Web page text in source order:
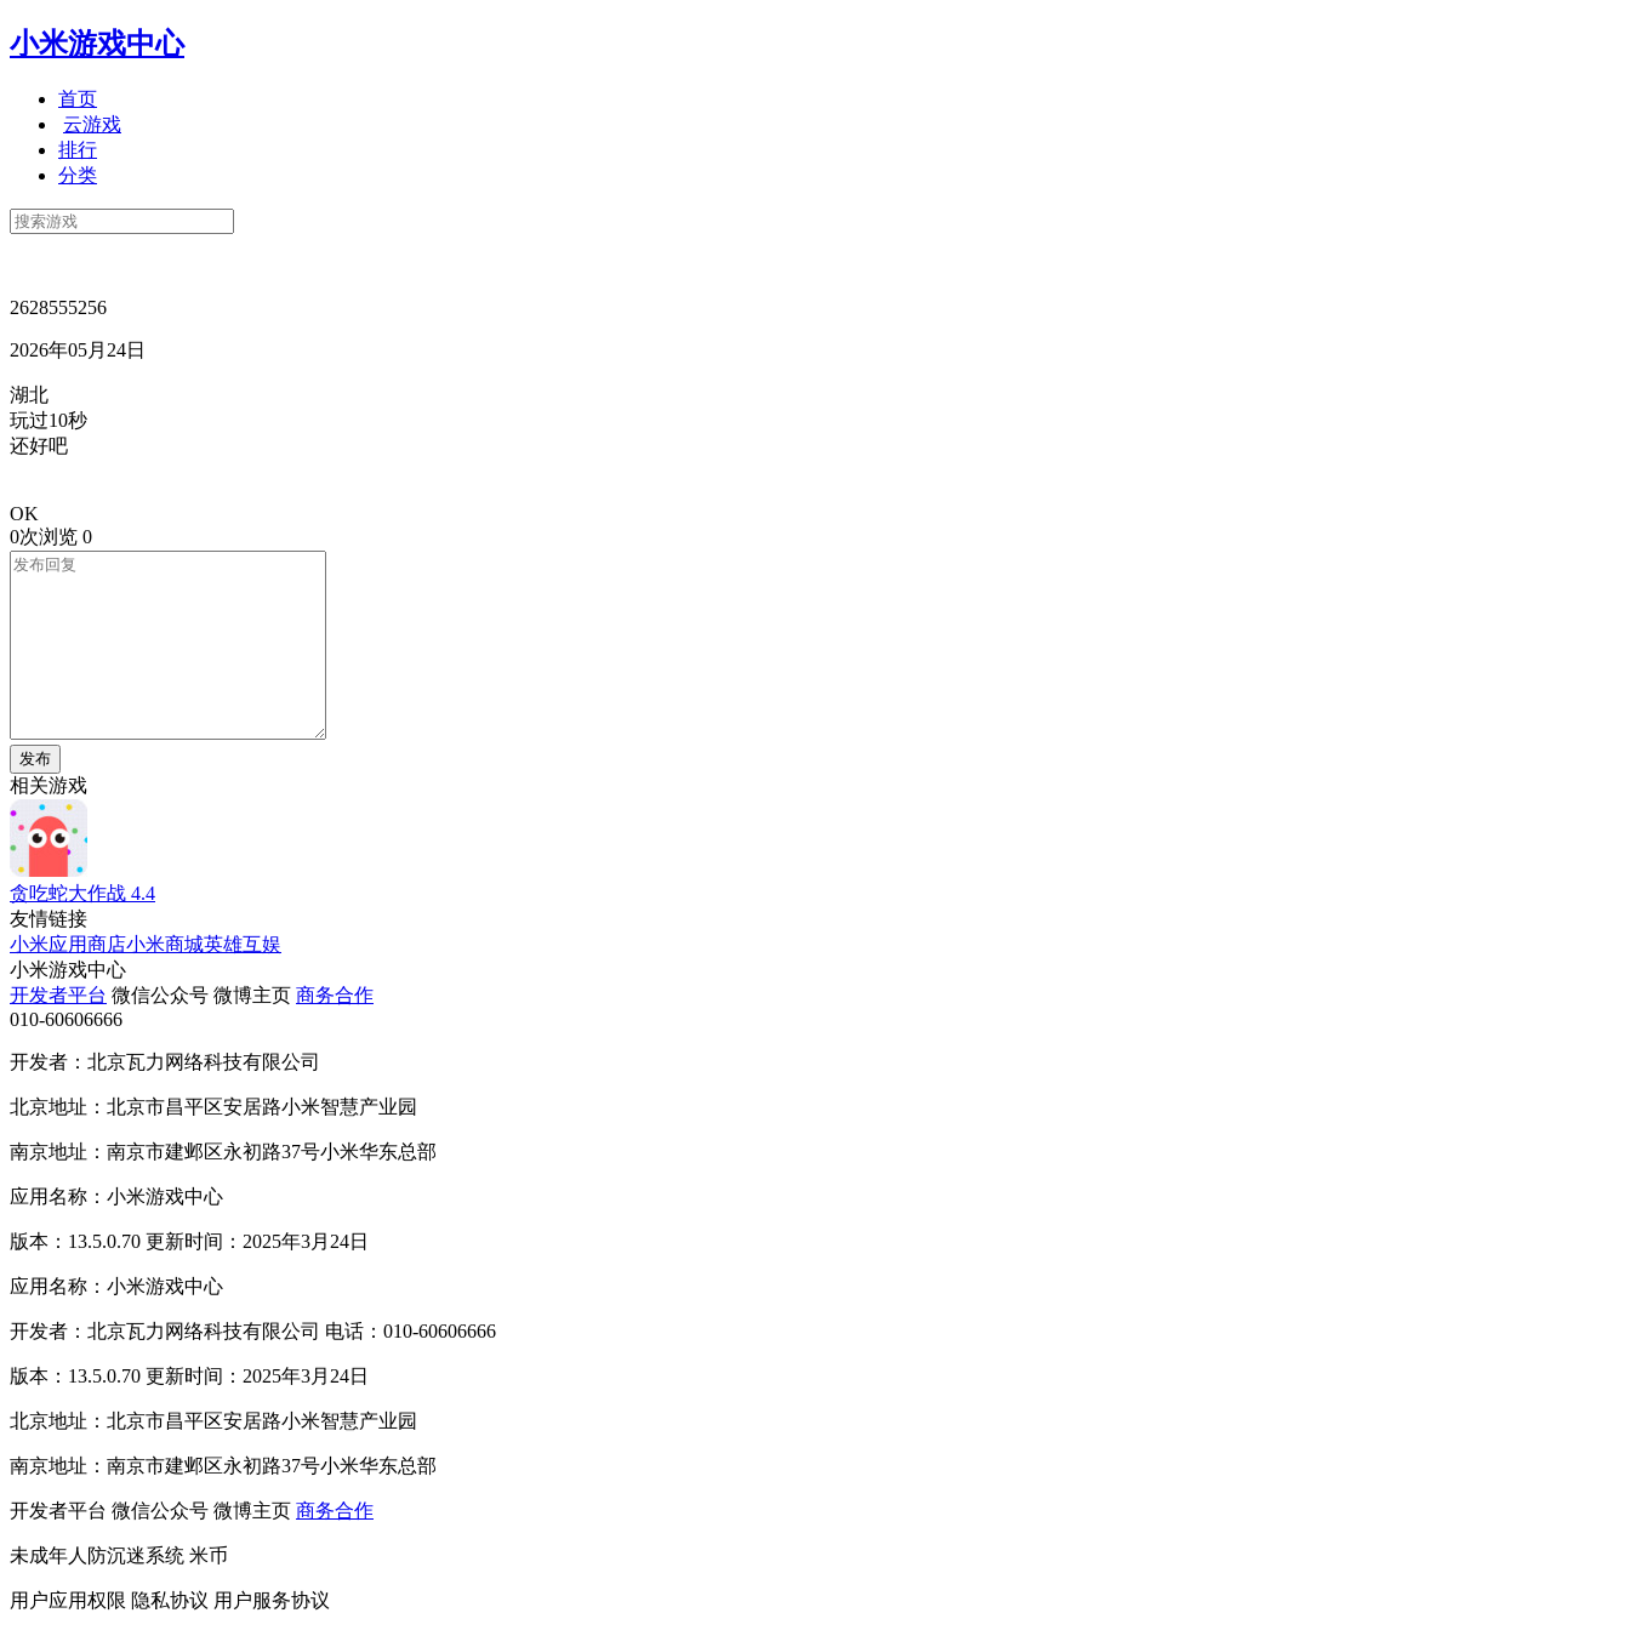
小米游戏中心
首页
云游戏
排行
分类
2628555256
2026年05月24日
湖北
玩过10秒
还好吧
OK
0次浏览 0
发布
相关游戏
贪吃蛇大作战 4.4
友情链接
小米应用商店小米商城英雄互娱
小米游戏中心
开发者平台 微信公众号 微博主页 商务合作
010-60606666
开发者：北京瓦力网络科技有限公司
北京地址：北京市昌平区安居路小米智慧产业园
南京地址：南京市建邺区永初路37号小米华东总部
应用名称：小米游戏中心
版本：13.5.0.70 更新时间：2025年3月24日
应用名称：小米游戏中心
开发者：北京瓦力网络科技有限公司 电话：010-60606666
版本：13.5.0.70 更新时间：2025年3月24日
北京地址：北京市昌平区安居路小米智慧产业园
南京地址：南京市建邺区永初路37号小米华东总部
开发者平台 微信公众号 微博主页 商务合作
未成年人防沉迷系统 米币
用户应用权限 隐私协议 用户服务协议